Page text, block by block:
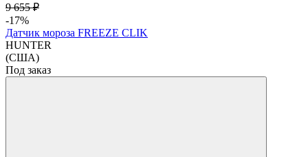
9 655 ₽
-17%
Датчик мороза FREEZE CLIK
HUNTER
(США)
Под заказ